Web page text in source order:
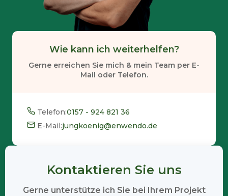
Wie kann ich weiterhelfen?
Gerne erreichen Sie mich & mein Team per E-
Mail oder Telefon.
Telefon:0157 - 924 821 36
E-Mail:jungkoenig@enwendo.de
Kontaktieren Sie uns
Gerne unterstütze ich Sie bei Ihrem Projekt